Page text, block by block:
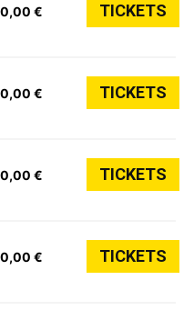
€ TICKETS
€ TICKETS
€ TICKETS
€ TICKETS